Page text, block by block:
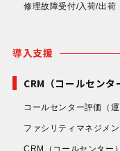
修理故障受付/入荷/出荷
導入支援
CRM（コールセン
コールセンター評価 （
ファシリティマネジメン
CRM（コールセンター